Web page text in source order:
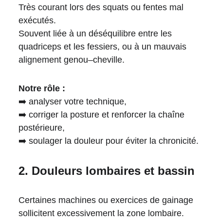
Très courant lors des squats ou fentes mal
exécutés.
Souvent liée à un déséquilibre entre les
quadriceps et les fessiers, ou à un mauvais
alignement genou–cheville.
Notre rôle :
➡️ analyser votre technique,
➡️ corriger la posture et renforcer la chaîne
postérieure,
➡️ soulager la douleur pour éviter la chronicité.
2. Douleurs lombaires et bassin
Certaines machines ou exercices de gainage
sollicitent excessivement la zone lombaire.